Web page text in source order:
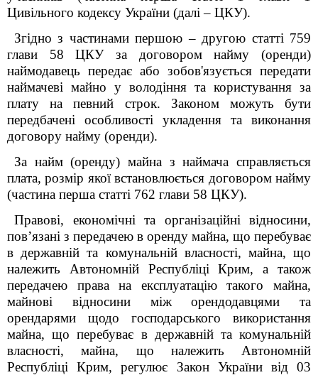
Цивільного кодексу України (далі – ЦКУ).
Згідно з частинами першою – другою статті 759
глави 58 ЦКУ за договором найму (оренди)
наймодавець передає або зобов'язується передати
наймачеві майно у володіння та користування за
плату на певний строк. Законом можуть бути
передбачені особливості укладення та виконання
договору найму (оренди).
За найм (оренду) майна з наймача справляється
плата, розмір якої встановлюється договором найму
(частина перша статті 762 глави 58 ЦКУ).
Правові, економічні та організаційні відносини,
пов’язані з передачею в оренду майна, що перебуває
в державній та комунальній власності, майна, що
належить Автономній Республіці Крим, а також
передачею права на експлуатацію такого майна,
майнові відносини між орендодавцями та
орендарями щодо господарського використання
майна, що перебуває в державній та комунальній
власності, майна, що належить Автономній
Республіці Крим, регулює Закон України від 03